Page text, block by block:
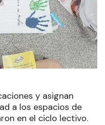
y asignan
a los espacios de
en el ciclo lectivo.